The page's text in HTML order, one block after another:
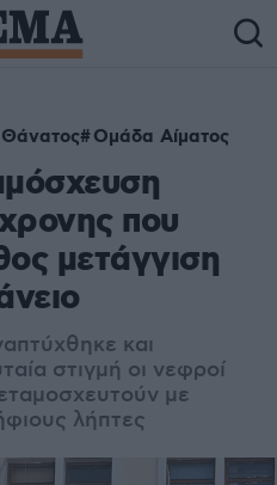
Θάνατος Ομάδα Αίματος
που
μετάγγιση
και
στιγμή οι νεφροί
με
λήπτες